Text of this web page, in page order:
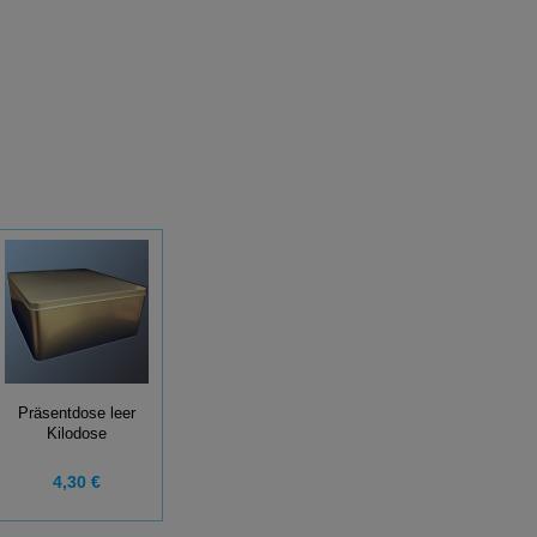
Präsentdose leer
Kilodose
4,30 €